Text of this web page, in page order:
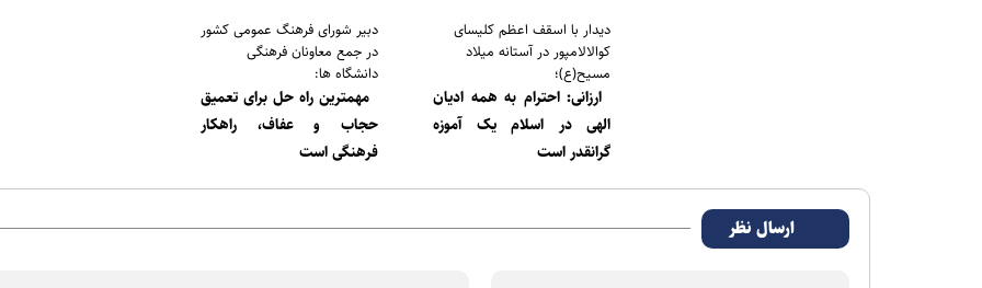
دیدار با اسقف اعظم کلیسای
کوالالامپور در آستانه میلاد
مسیح(ع)؛
ارزانی: احترام به همه ادیان
الهی در اسلام یک آموزه
گرانقدر است
دبیر شورای فرهنگ عمومی کشور
در جمع معاونان فرهنگی
دانشگاه ها:
مهمترین راه حل برای تعمیق
حجاب و عفاف، راهکار
فرهنگی است
ارسال نظر